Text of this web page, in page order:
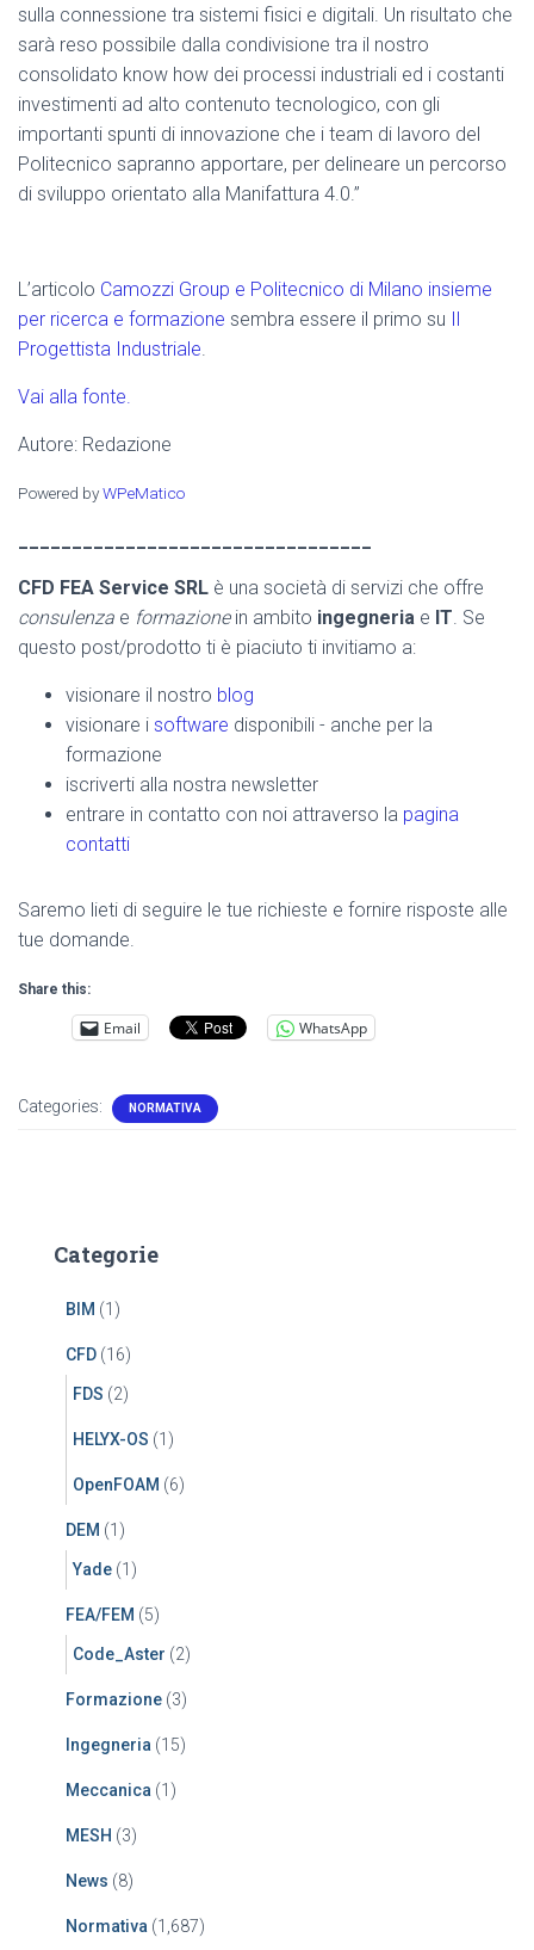
sulla connessione tra sistemi fisici e digitali. Un risultato che
sarà reso possibile dalla condivisione tra il nostro
consolidato know how dei processi industriali ed i costanti
investimenti ad alto contenuto tecnologico, con gli
importanti spunti di innovazione che i team di lavoro del
Politecnico sapranno apportare, per delineare un percorso
di sviluppo orientato alla Manifattura 4.0.”
L’articolo Camozzi Group e Politecnico di Milano insieme
per ricerca e formazione sembra essere il primo su Il
Progettista Industriale.
Vai alla fonte.
Autore: Redazione
Powered byWPeMatico
CFD FEA Service SRL è una società di servizi che offre
consulenza e formazionein ambito ingegneria e IT. Se
questo post/prodotto ti è piaciuto ti invitiamo a:
visionare il nostro blog
visionare i software disponibili - anche per la
formazione
iscriverti alla nostra newsletter
entrare in contatto con noi attraverso la pagina
contatti
Saremo lieti di seguire le tue richieste e fornire risposte alle
tue domande.
Share this:
Email WhatsApp
Categories: NORMATIVA
Categorie
BIM (1)
CFD (16)
FDS (2)
HELYX-OS (1)
OpenFOAM (6)
DEM (1)
Yade (1)
FEA/FEM (5)
Code_Aster (2)
Formazione (3)
Ingegneria (15)
Meccanica (1)
MESH (3)
News (8)
Normativa (1,687)